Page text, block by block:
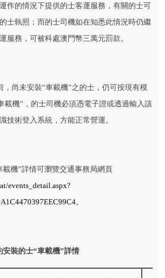
作的情況下提供的士客運服務，有關的士可
士執照；而的士司機如在知悉此情況時仍繼
服務，可被科處澳門幣三萬元罰款。
尚未安裝“車載機”之的士，仍可按現有模
載機”，的士司機必須憑電子證或透過輸入該
技術登入系統，方能正常營運。
機”詳情可瀏覽交通事務局網頁
events_detail.aspx?
。
安裝的士“車載機”詳情